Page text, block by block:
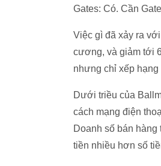
Gates: Có. Cần
Việc gì đã xảy ra
cương, và giảm tới
nhưng chỉ xếp
Dưới triều của
cách mạng điện
Doanh số bán
tiền nhiều hơn số